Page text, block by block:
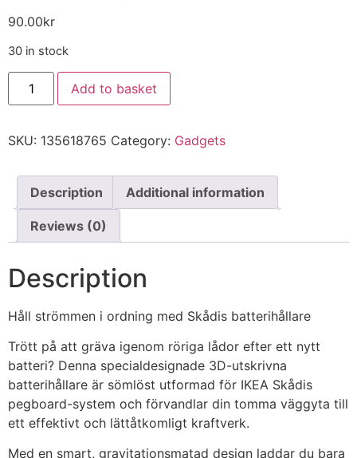
90.00kr
30 in stock
Add to basket
SKU: 135618765 Category: Gadgets
Description Additional information
Reviews (0)
Description
Håll strömmen i ordning med Skådis batterihållare
Trött på att gräva igenom röriga lådor efter ett nytt
batteri? Denna specialdesignade 3D-utskrivna
batterihållare är sömlöst utformad för IKEA Skådis
pegboard-system och förvandlar din tomma väggyta till
ett effektivt och lättåtkomligt kraftverk.
Med en smart, gravitationsmatad design laddar du bara